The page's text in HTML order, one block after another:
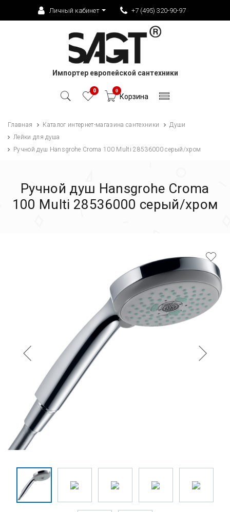
Личный кабинет +7 (495) 320-90-97
Импортер европейской сантехники
0 0
Корзина
Главная Каталог интернет-магазина сантехники
Души
Лейки для душа
Ручной душ Hansgrohe Croma 100 Multi 28536000 серый/хром
Ручной душ Hansgrohe Croma
100 Multi 28536000 серый/хром